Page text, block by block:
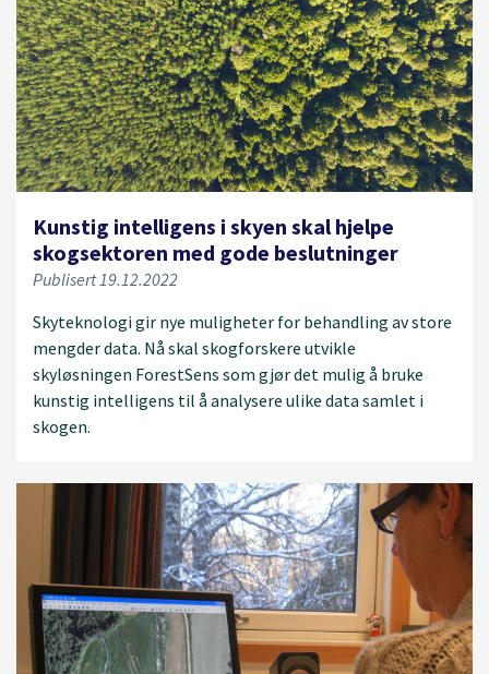
Kunstig intelligens i skyen skal hjelpe
skogsektoren med gode beslutninger
Publisert 19.12.2022
Skyteknologi gir nye muligheter for behandling av store
mengder data. Nå skal skogforskere utvikle
skyløsningen ForestSens som gjør det mulig å bruke
kunstig intelligens til å analysere ulike data samlet i
skogen.